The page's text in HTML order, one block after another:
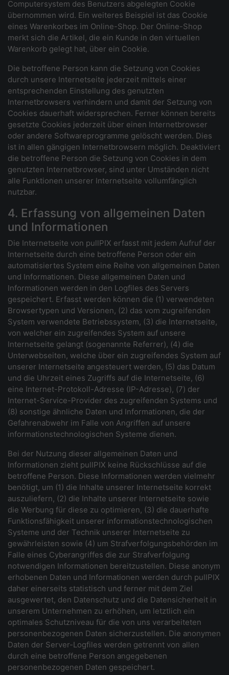
Computersystem des Benutzers abgelegten Cookie
übernommen wird. Ein weiteres Beispiel ist das Cookie
eines Warenkorbes im Online-Shop. Der Online-Shop
merkt sich die Artikel, die ein Kunde in den virtuellen
Warenkorb gelegt hat, über ein Cookie.
Die betroffene Person kann die Setzung von Cookies
durch unsere Internetseite jederzeit mittels einer
entsprechenden Einstellung des genutzten
Internetbrowsers verhindern und damit der Setzung von
Cookies dauerhaft widersprechen. Ferner können bereits
gesetzte Cookies jederzeit über einen Internetbrowser
oder andere Softwareprogramme gelöscht werden. Dies
ist in allen gängigen Internetbrowsern möglich. Deaktiviert
die betroffene Person die Setzung von Cookies in dem
genutzten Internetbrowser, sind unter Umständen nicht
alle Funktionen unserer Internetseite vollumfänglich
nutzbar.
4. Erfassung von allgemeinen Daten
und Informationen
Die Internetseite von pullPIX erfasst mit jedem Aufruf der
Internetseite durch eine betroffene Person oder ein
automatisiertes System eine Reihe von allgemeinen Daten
und Informationen. Diese allgemeinen Daten und
Informationen werden in den Logfiles des Servers
gespeichert. Erfasst werden können die (1) verwendeten
Browsertypen und Versionen, (2) das vom zugreifenden
System verwendete Betriebssystem, (3) die Internetseite,
von welcher ein zugreifendes System auf unsere
Internetseite gelangt (sogenannte Referrer), (4) die
Unterwebseiten, welche über ein zugreifendes System auf
unserer Internetseite angesteuert werden, (5) das Datum
und die Uhrzeit eines Zugriffs auf die Internetseite, (6)
eine Internet-Protokoll-Adresse (IP-Adresse), (7) der
Internet-Service-Provider des zugreifenden Systems und
(8) sonstige ähnliche Daten und Informationen, die der
Gefahrenabwehr im Falle von Angriffen auf unsere
informationstechnologischen Systeme dienen.
Bei der Nutzung dieser allgemeinen Daten und
Informationen zieht pullPIX keine Rückschlüsse auf die
betroffene Person. Diese Informationen werden vielmehr
benötigt, um (1) die Inhalte unserer Internetseite korrekt
auszuliefern, (2) die Inhalte unserer Internetseite sowie
die Werbung für diese zu optimieren, (3) die dauerhafte
Funktionsfähigkeit unserer informationstechnologischen
Systeme und der Technik unserer Internetseite zu
gewährleisten sowie (4) um Strafverfolgungsbehörden im
Falle eines Cyberangriffes die zur Strafverfolgung
notwendigen Informationen bereitzustellen. Diese anonym
erhobenen Daten und Informationen werden durch pullPIX
daher einerseits statistisch und ferner mit dem Ziel
ausgewertet, den Datenschutz und die Datensicherheit in
unserem Unternehmen zu erhöhen, um letztlich ein
optimales Schutzniveau für die von uns verarbeiteten
personenbezogenen Daten sicherzustellen. Die anonymen
Daten der Server-Logfiles werden getrennt von allen
durch eine betroffene Person angegebenen
personenbezogenen Daten gespeichert.